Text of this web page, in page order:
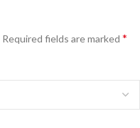
Required fields are marked *